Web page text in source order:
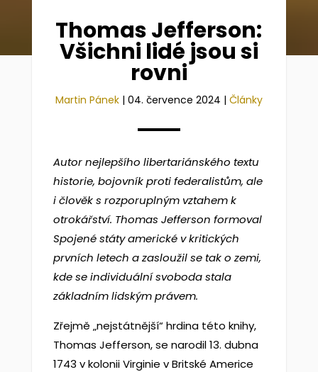
Thomas Jefferson:
Všichni lidé jsou si
rovni
Martin Pánek| 04. července 2024 | Články
Autor nejlepšího libertariánského textu
historie, bojovník proti federalistům, ale
i člověk s rozporuplným vztahem k
otrokářství. Thomas Jefferson formoval
Spojené státy americké v kritických
prvních letech a zasloužil se tak o zemi,
kde se individuální svoboda stala
základním lidským právem.
Zřejmě „nejstátnější“ hrdina této knihy,
Thomas Jefferson, se narodil 13. dubna
1743 v kolonii Virginie v Britské Americe